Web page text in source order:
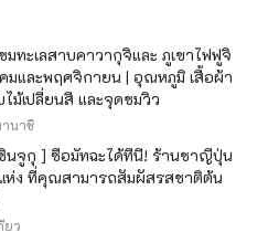
มทะเลสาบคาวากุจิและ ภูเขาไฟฟูจิ
มและพฤศจิกายน | อุณหภูมิ เสื้อผ้า
ไม้เปลี่ยนสี และจุดชมวิว
นาชิ
นจูกุ ] ซื้อมัทฉะได้ที่นี่! ร้านชาญี่ปุ่น
ห่ง ที่คุณสามารถสัมผัสรสชาติต้น
ยว